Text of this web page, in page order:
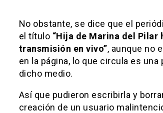
No obstante, se dice que el
el título “Hija de Marina del Pilar
transmisión en vivo”, aunque no
en la página, lo que circula es
dicho medio.
Así que pudieron escribirla y
creación de un usuario